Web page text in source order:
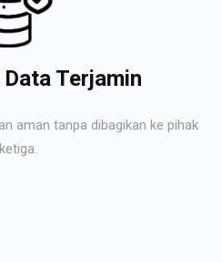
Terjamin
aman tanpa dibagikan ke pihak
ketiga.